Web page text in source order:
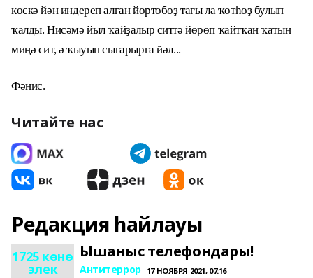
көскә йән индереп алған йортобоҙ тағы ла ҡотһоҙ булып
ҡалды. Нисәмә йыл ҡайҙалыр ситтә йөрөп ҡайтҡан ҡатын
миңә сит, ә ҡыуып сығарырға йәл...
Фәнис.
Читайте нас
Редакция һайлауы
1725 көнө
элек
Ышаныс телефондары!
Антитеррор 17 НОЯБРЯ 2021, 07:16